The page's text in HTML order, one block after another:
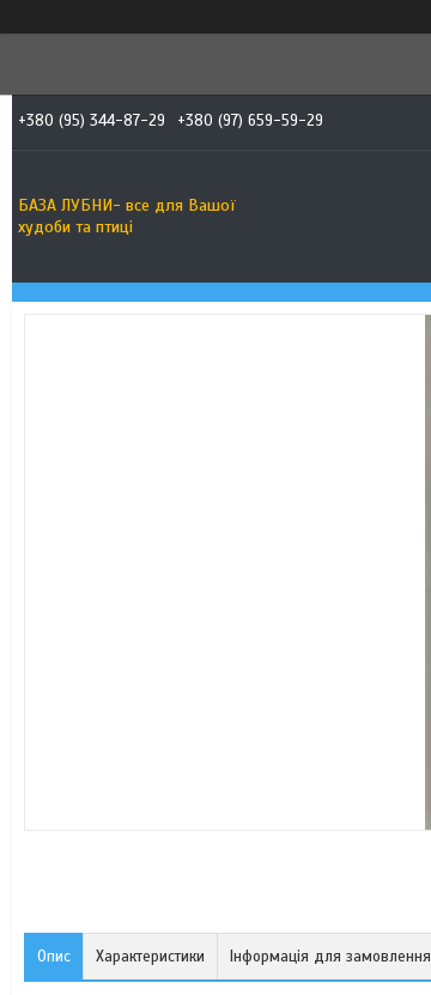
+380 (95) 344-87-29 +380 (97) 659-59-29
БАЗА ЛУБНИ- все для Вашої
худоби та птиці
Опис Характеристики Інформація для замовлення